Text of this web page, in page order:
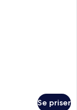
Se priser